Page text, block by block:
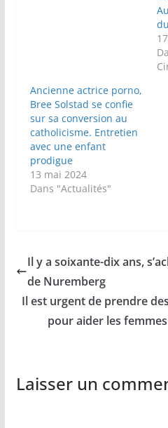
Ancienne actrice porno,
Bree Solstad se confie
sur sa conversion au
catholicisme. Entretien
avec une enfant
prodigue
13 mai 2024
Dans "Actualités"
Il y a soixante-dix ans,
de Nuremberg
Il est urgent de prendre
pour aider les
Laisser un